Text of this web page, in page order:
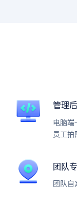
管理
电脑端
员工拍
团队
团队自